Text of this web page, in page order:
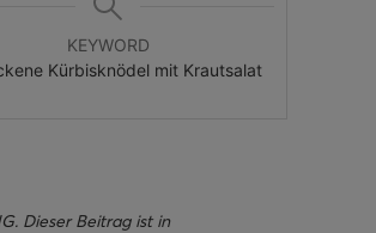
KEYWORD
Kürbisknödel mit Krautsalat
Dieser Beitrag ist in